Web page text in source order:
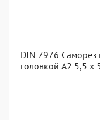
DIN 7976
головкой А2 5,5 x